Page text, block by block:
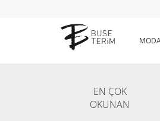
EN ÇOK
OKUNAN